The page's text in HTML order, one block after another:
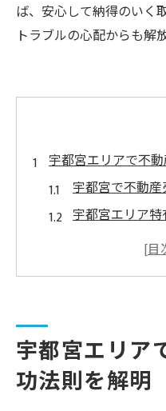
ば、安心して納得のいく
トラブルの心配からも解
宇都宮エリアで不
宇都宮で不動
宇都宮エリア
不動産売却の
宇都宮の不動
夫
不動産売却を有利に
宇都宮エリア
功法則を解明